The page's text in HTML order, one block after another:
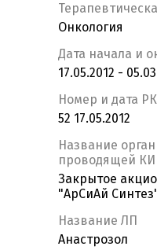
Онкология
Дата начала и
17.05.2012 -
Номер и дата
52 17.05.2012
Название
проводящей КИ
Закрытое
"АрСиАй
Название ЛП
Анастрозол